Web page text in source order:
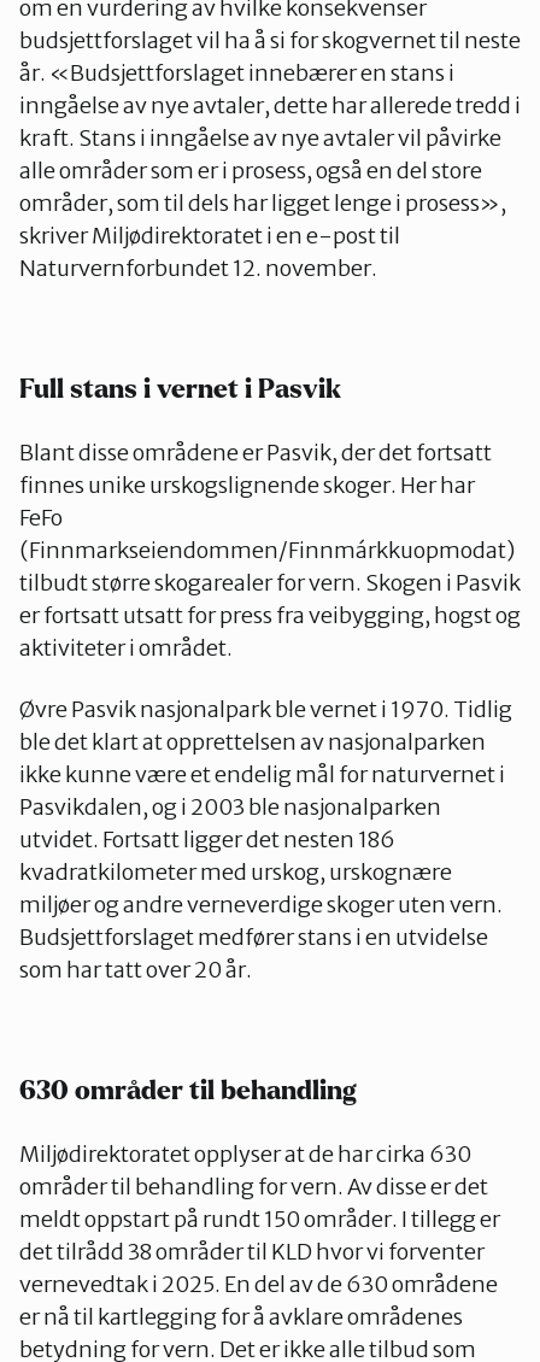
om en vurdering av hvilke konsekvenser
budsjettforslaget vil ha å si for skogvernet til neste
år. «Budsjettforslaget innebærer en stans i
inngåelse av nye avtaler, dette har allerede tredd i
kraft. Stans i inngåelse av nye avtaler vil påvirke
alle områder som er i prosess, også en del store
områder, som til dels har ligget lenge i prosess»,
skriver Miljødirektoratet i en e-post til
Naturvernforbundet 12. november.
Full stans i vernet i Pasvik
Blant disse områdene er Pasvik, der det fortsatt
finnes unike urskogslignende skoger. Her har
FeFo
(Finnmarkseiendommen/Finnmárkkuopmodat)
tilbudt større skogarealer for vern. Skogen i Pasvik
er fortsatt utsatt for press fra veibygging, hogst og
aktiviteter i området.
Øvre Pasvik nasjonalpark ble vernet i 1970. Tidlig
ble det klart at opprettelsen av nasjonalparken
ikke kunne være et endelig mål for naturvernet i
Pasvikdalen, og i 2003 ble nasjonalparken
utvidet. Fortsatt ligger det nesten 186
kvadratkilometer med urskog, urskognære
miljøer og andre verneverdige skoger uten vern.
Budsjettforslaget medfører stans i en utvidelse
som har tatt over 20 år.
630 områder til behandling
Miljødirektoratet opplyser at de har cirka 630
områder til behandling for vern. Av disse er det
meldt oppstart på rundt 150 områder. I tillegg er
det tilrådd 38 områder til KLD hvor vi forventer
vernevedtak i 2025. En del av de 630 områdene
er nå til kartlegging for å avklare områdenes
betydning for vern. Det er ikke alle tilbud som